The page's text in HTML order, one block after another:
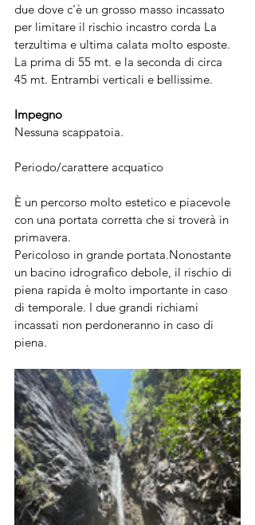
due dove c'è un grosso masso incassato
per limitare il rischio incastro corda La
terzultima e ultima calata molto esposte.
La prima di 55 mt. e la seconda di circa
45 mt. Entrambi verticali e bellissime.
Impegno
Nessuna scappatoia.
Periodo/carattere acquatico
È un percorso molto estetico e piacevole
con una portata corretta che si troverà in
primavera.
Pericoloso in grande portata.Nonostante
un bacino idrografico debole, il rischio di
piena rapida è molto importante in caso
di temporale. I due grandi richiami
incassati non perdoneranno in caso di
piena.